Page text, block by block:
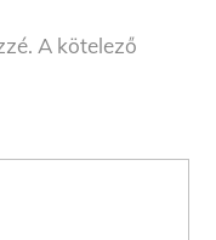
A kötelező